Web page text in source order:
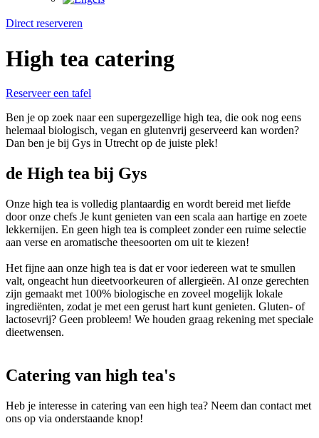
Direct reserveren
High tea catering
Reserveer een tafel
Ben je op zoek naar een supergezellige high tea, die ook nog eens
helemaal biologisch, vegan en glutenvrij geserveerd kan worden?
Dan ben je bij Gys in Utrecht op de juiste plek!
de High tea bij Gys
Onze high tea is volledig plantaardig en wordt bereid met liefde
door onze chefs Je kunt genieten van een scala aan hartige en zoete
lekkernijen. En geen high tea is compleet zonder een ruime selectie
aan verse en aromatische theesoorten om uit te kiezen!
Het fijne aan onze high tea is dat er voor iedereen wat te smullen
valt, ongeacht hun dieetvoorkeuren of allergieën. Al onze gerechten
zijn gemaakt met 100% biologische en zoveel mogelijk lokale
ingrediënten, zodat je met een gerust hart kunt genieten. Gluten- of
lactosevrij? Geen probleem! We houden graag rekening met speciale
dieetwensen.
Catering van high tea's
Heb je interesse in catering van een high tea? Neem dan contact met
ons op via onderstaande knop!